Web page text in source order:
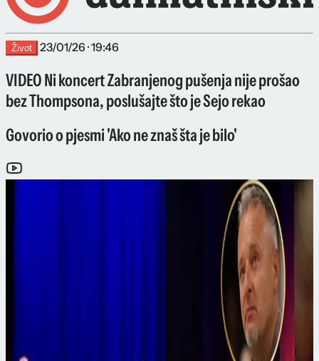
Život 23/01/26 · 19:46
VIDEO Ni koncert Zabranjenog pušenja nije prošao
bez Thompsona, poslušajte što je Sejo rekao
Govorio o pjesmi 'Ako ne znaš šta je bilo'